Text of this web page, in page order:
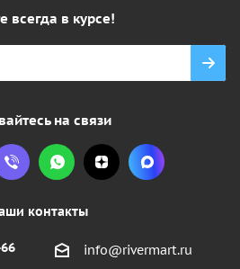
всегда в курсе!
на связи
контакты
info@rivermart.ru